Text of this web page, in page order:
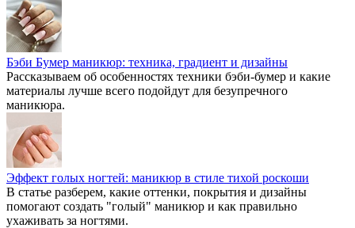
Бэби Бумер маникюр: техника, градиент и дизайны
Рассказываем об особенностях техники бэби-бумер и какие
материалы лучше всего подойдут для безупречного
маникюра.
Эффект голых ногтей: маникюр в стиле тихой роскоши
В статье разберем, какие оттенки, покрытия и дизайны
помогают создать "голый" маникюр и как правильно
ухаживать за ногтями.